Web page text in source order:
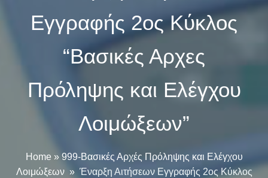
Εγγραφής 2ος Κύκλος
“Βασικές Αρχες
Πρόληψης και Ελέγχου
Λοιμώξεων”
Home » 999-Βασικές Αρχές Πρόληψης και Ελέγχου
Λοιμώξεων » Έναρξη Αιτήσεων Εγγραφής 2ος Κύκλος